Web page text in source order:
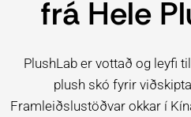
frá Hele
PlushLab er vottað og leyfi
plush skó fyrir
Framleiðslustöðvar okkar í